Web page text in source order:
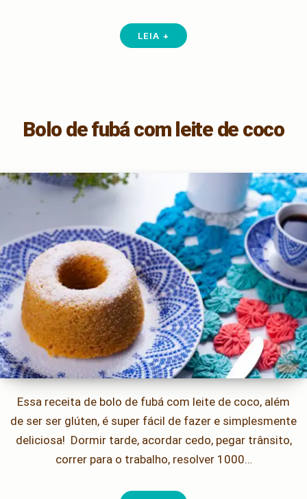
LEIA +
Bolo de fubá com leite de coco
Essa receita de bolo de fubá com leite de coco, além
de ser ser glúten, é super fácil de fazer e simplesmente
deliciosa! Dormir tarde, acordar cedo, pegar trânsito,
correr para o trabalho, resolver 1000…